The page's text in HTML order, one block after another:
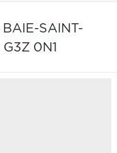
BAIE-SAINT-
G3Z 0N1